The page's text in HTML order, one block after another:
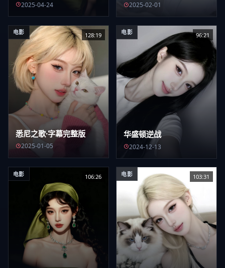
2025-04-24 2025-02-01
电影 128:19
悉尼之歌·字幕完整版
2025-01-05
电影 96:21
华盛顿逆战
2024-12-13
电影 106:26 电影 103:31